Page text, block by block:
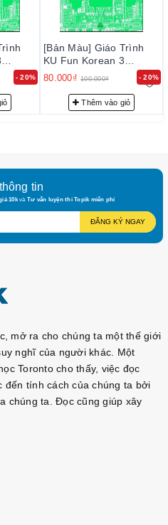
- 20%
미있
3
- 20%
[Bản Màu] Giáo Trình
KU Fun Korean 3
Writing - 고려대 재미있
는 한국어 쓰기 Writing 3
80.000₫ 100.000₫
Thêm vào giỏ
tin
10kvà Tư vấn luyện thi Topik miễn phí
ĐĂNG KÝ NGAY
mở ra cho chúng ta một thế giới
nghĩ của người khác. Một
Toronto cho thấy, việc đọc
tính cách của chúng ta bởi
chúng ta. Đọc cũng giúp xây